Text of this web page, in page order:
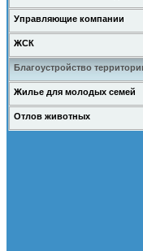
Управляющие компании
ЖСК
Благоустройство
Жилье для молодых семей
Отлов животных